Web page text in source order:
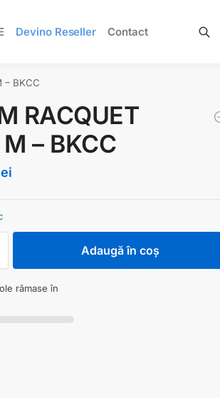
Devino Reseller Contact
Caută
– BKCC
RACQUET
– BKCC
Adaugă în coș
rămase în